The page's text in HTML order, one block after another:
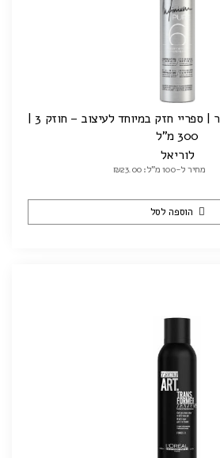
LOREAL אינפיניום פיור | ספריי חזק במיוחד לעיצוב – חוזק 3 |
300 מ"ל
לוריאל
מחיר ל-100 מ"ל: ₪23.00
הוספה לסל